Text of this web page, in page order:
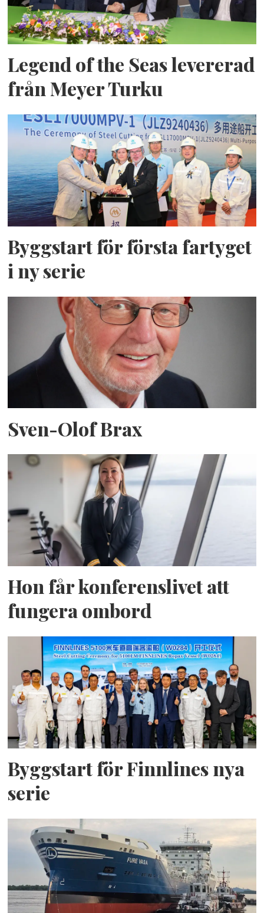
Legend of the Seas levererad
från Meyer Turku
Byggstart för första fartyget
i ny serie
Sven-Olof Brax
Hon får konferenslivet att
fungera ombord
Byggstart för Finnlines nya
serie